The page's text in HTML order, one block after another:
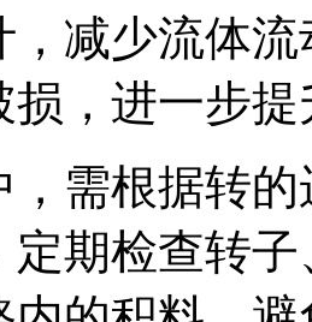
，减少流体
损，进一步
，需根据转
定期检查转